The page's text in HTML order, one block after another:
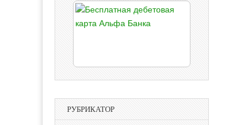
РУБРИКАТОР